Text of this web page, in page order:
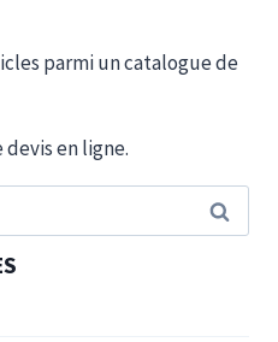
parmi un catalogue de
en ligne.